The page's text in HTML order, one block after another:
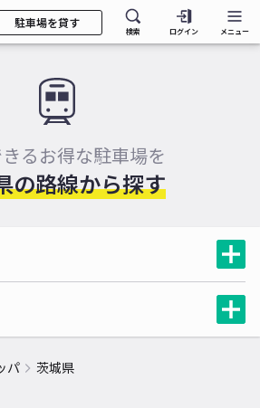
駐車場を貸す
検索 ログイン メニュー
るお得な駐車場を
の路線から探す
パ 茨城県